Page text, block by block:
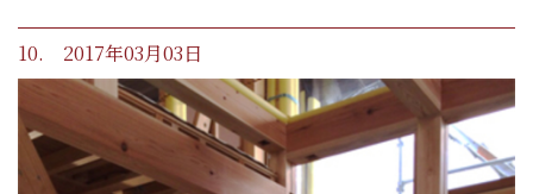
10. 2017年03月03日